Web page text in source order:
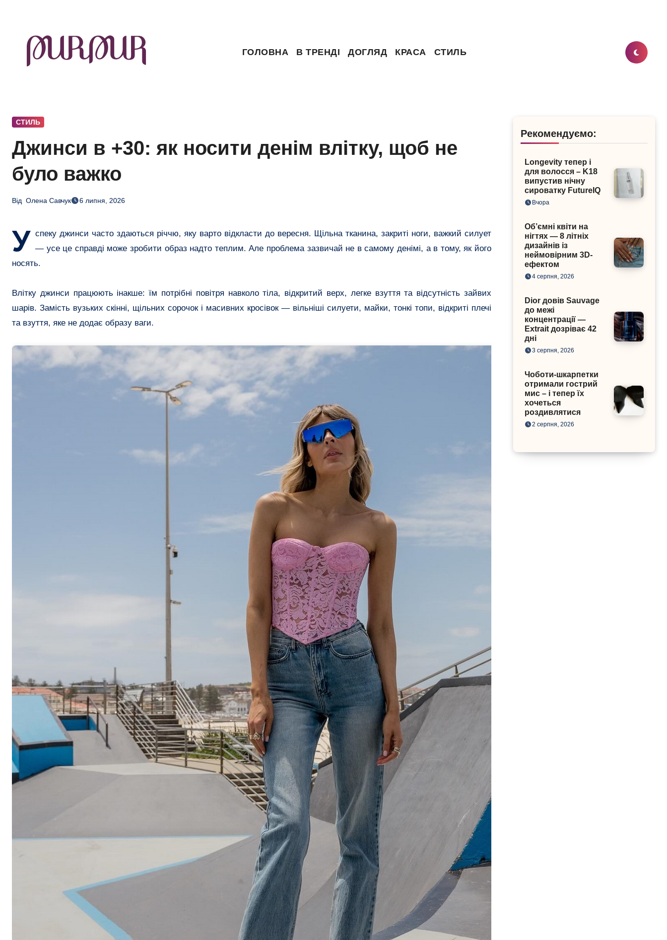
ГОЛОВНА В ТРЕНДІ ДОГЛЯД КРАСА СТИЛЬ
СТИЛЬ
Джинси в +30: як носити денім влітку, щоб не
було важко
Від Олена Савчук 6 липня, 2026
У спеку джинси часто здаються річчю, яку варто відкласти до вересня. Щільна тканина, закриті ноги, важкий силует
— усе це справді може зробити образ надто теплим. Але проблема зазвичай не в самому денімі, а в тому, як його
носять.
Влітку джинси працюють інакше: їм потрібні повітря навколо тіла, відкритий верх, легке взуття та відсутність зайвих
шарів. Замість вузьких скінні, щільних сорочок і масивних кросівок — вільніші силуети, майки, тонкі топи, відкриті плечі
та взуття, яке не додає образу ваги.
Рекомендуємо:
Longevity тепер і
для волосся – K18
випустив нічну
сироватку FutureIQ
Вчора
Об’ємні квіти на
нігтях — 8 літніх
дизайнів із
неймовірним 3D-
ефектом
4 серпня, 2026
Dior довів Sauvage
до межі
концентрації —
Extrait дозріває 42
дні
3 серпня, 2026
Чоботи-шкарпетки
отримали гострий
мис – і тепер їх
хочеться
роздивлятися
2 серпня, 2026